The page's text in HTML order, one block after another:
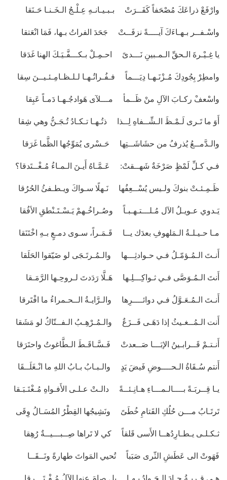
وارْفَعْ ذراعَكَ مُصْحَفاً كَفَــرَتْ بـبـيـانـهِ عِـلْـجُ الـخَـنـا حَـنَقا
واسْـفــر بـهـاءَكَ آيــــةً نزفَــتْ جَحَدَ الفراتُ بـها، فَمَا انْعَتقا
يا غِـيْـرةَ الـحقِّ الـمـبينِ نَـــدىً احـمِـلْ بـكـــفَّـيَـكَ الهنا غَدَقا
وامطِرْ بِجُودِكَ مُـزْنَـهـا دِيَـــماً فـفُـراتُـهـا لـلـظـامِـئـيــنَ سِقا
واسْعفْ ركـابَ الآلِ منْ ظَــمأ مـــلآى هَوادجُـهـا دَمـاً عَبِقا
أَوَ ما تَـرى لَـمْـظَ الـشِّــفاهِ لِــذا ذتُـهـا تـكـادُ تُـجَـنُّ وهي شِقا
والـدَّمــعُ يُذرفُ من حشَاشَــتِها حَـسْرى يُمَوِّجُها الظَّما غَرَقا
فـي كـلِّ لَمْظٍ صَرْخَةٌ شَهــقتْ: عَـمَّـاهُ أَيـنَ الـمـاءُ مُـغْــتَدقا؟
ظَـمِـئـتْ بنوكَ ولـيس يُسْــعِفُها نَـهلًا سـواكَ ويـطـفئُ الحُرُقا
يَـدوي عـويـلُ الآل مُـلـــتـهـبـاً وصُـراخُـهمْ يَـسْـتَـنْطقِ الأفُقا
مـا حـيـلـةُ الـمَلهوفِ بعدَك يــا قَـمَـراً، سـوى دمـعٍ بـهِ اخْتَنَقا
أَنـتَ الـمُـؤمّـلُ فـي حـوادثِـــها والـمُـرتَـجَى لو ضَيّقوا الحَلَقا
أَنتَ الـمُـوَصَّى فـي ثـواكِـــلِـها هَـلَّا رَدَدتَ لـروحِـها الرَّمَـقا
أَنـتَ الـمُـعَـوَّلُ فـي دوائــــرِها والـرَّايـةُ الــحـمراءُ ما افْتَرقا
أَنت الـمُــغـيثُ إذا دَهَـى فَــزَعٌ والـمُـرْهِـبُ الـفــتّاكُ لو مَشَقا
أَنـتـمْ قَــرابـينُ الإبَـــا صَــعدتْ فَـسَّـاقَـطَ الـطَّاغوتُ واحتَرَقا
أَنتم سُـقَاةُ الـحــــوضِ فَيضَ يَدٍ والـبـابُ بـابُ اللهِ ما انْـغَلَــقَا
يـا قِــربَـةً بــــالـمـــاءِ هـانِـئــةً دالـتْ عـلـى الأَفـواهِ مُـغْتَـبَـقا
تَرتَـابُ مـــن حُلُكِ القَتامِ خُطَىً ونَشِيجُها القِطْرُ المُسَـالُ وِقَى
ثـكـلـى يـطـارِدُهــا الأَسى قَلقاً كي لا تَراها صِــبـــيــةٌ رُهِقا
فَهَوتْ الى عَطَشِ الثّرى صَبَباً تُحيي المَواتَ طهارةً ونَــقَــا
هـي قِـربـةُ جـادَ الـجَـوادُ بـهـا بل صامَ عنها الآلُ مُـفْـتَـــرقا